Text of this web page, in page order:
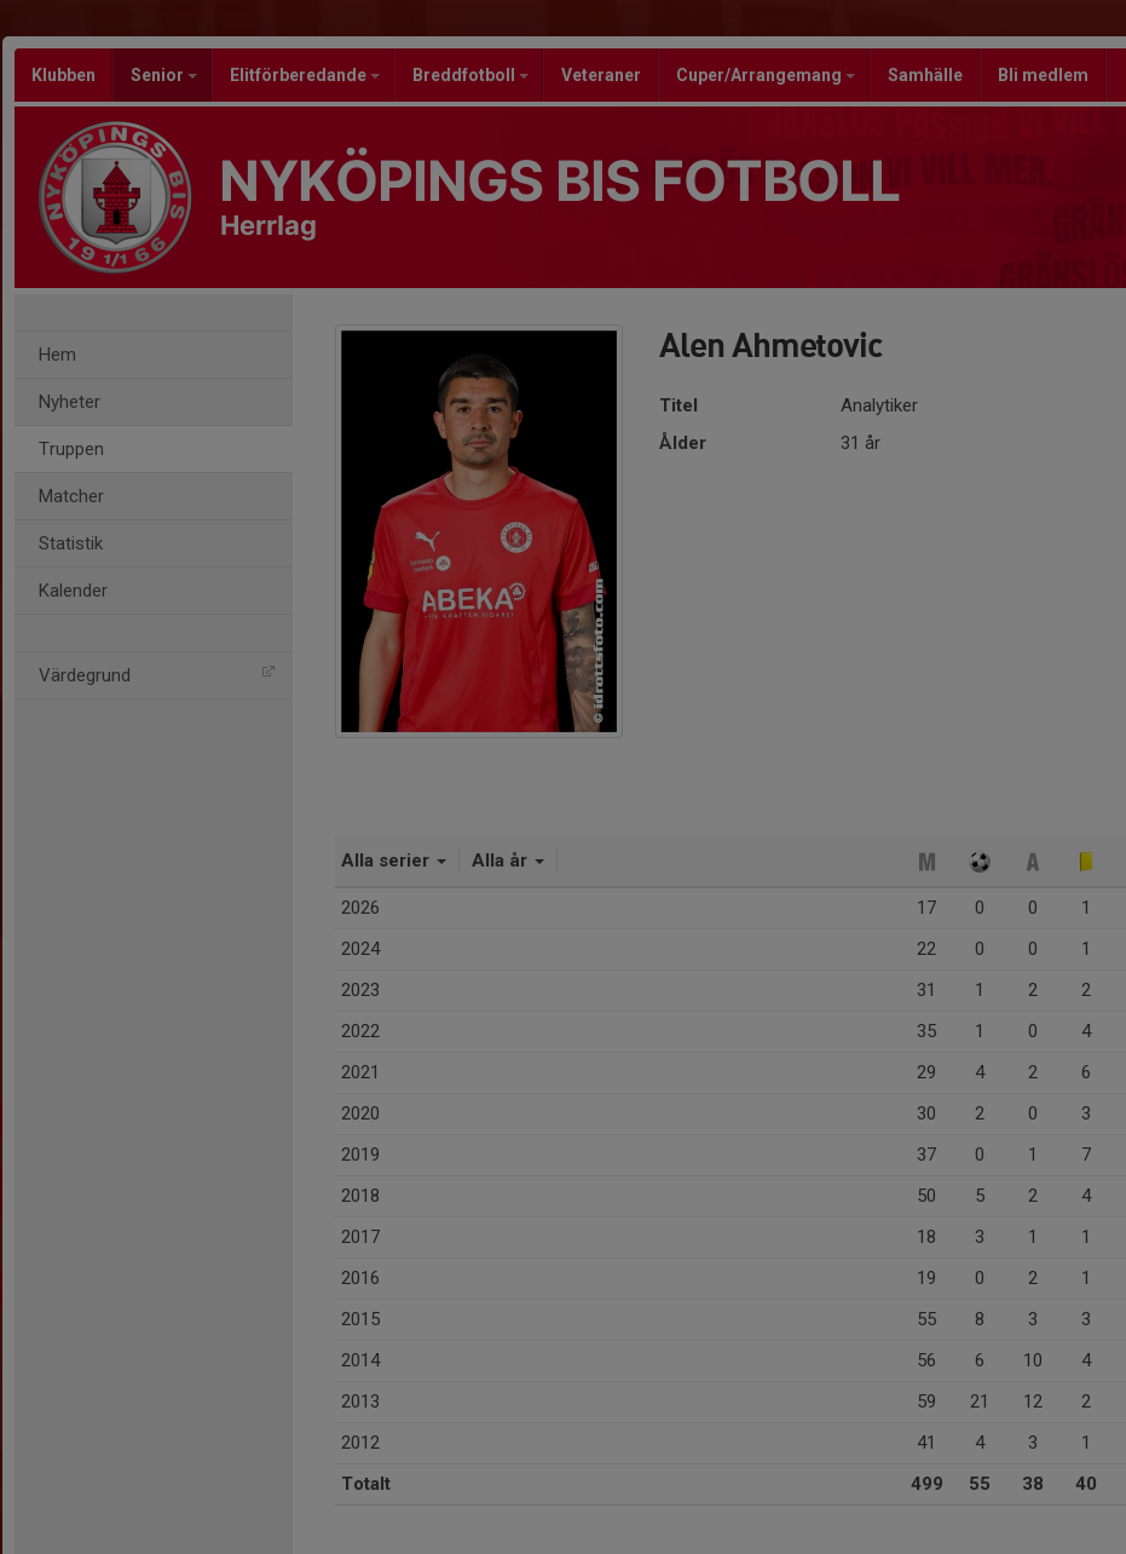
Klubben Senior Elitförberedande Breddfotboll Veteraner Cuper/Arrangemang Samhälle Bli medlem
NYKÖPINGS BIS FOTBOLL
Herrlag
Hem
Nyheter
Truppen
Matcher
Statistik
Kalender
Värdegrund
Alen Ahmetovic
Titel
Analytiker
Ålder
31 år
Alla serier Alla år
2026 17 0 0 1
2024
22 0 0 1
2023
31 1 2 2
2022
35 1 0 4
2021
29 4 2 6
2020
30 2 0 3
2019
37 0 1 7
2018
50 5 2 4
2017
18 3 1 1
2016
19 0 2 1
2015
55 8 3 3
2014
56 6 10 4
2013
59 21 12 2
2012
41 4 3 1
Totalt
499 55 38 40